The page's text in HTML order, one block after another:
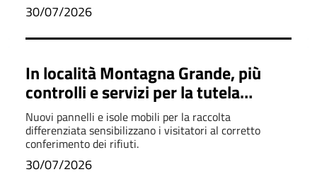
30/07/2026
In località Montagna Grande, più
controlli e servizi per la tutela
dell'ambiente
Nuovi pannelli e isole mobili per la raccolta
differenziata sensibilizzano i visitatori al corretto
conferimento dei rifiuti.
30/07/2026